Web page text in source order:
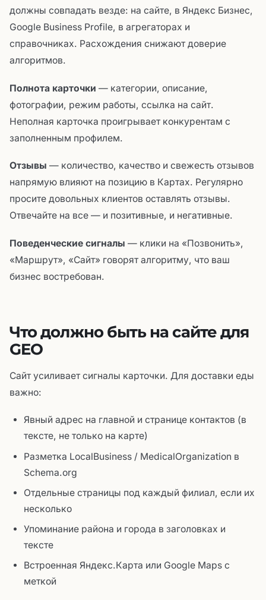
должны совпадать везде: на сайте, в Яндекс Бизнес,
Google Business Profile, в агрегаторах и
справочниках. Расхождения снижают доверие
алгоритмов.
Полнота карточки — категории, описание,
фотографии, режим работы, ссылка на сайт.
Неполная карточка проигрывает конкурентам с
заполненным профилем.
Отзывы — количество, качество и свежесть отзывов
напрямую влияют на позицию в Картах. Регулярно
просите довольных клиентов оставлять отзывы.
Отвечайте на все — и позитивные, и негативные.
Поведенческие сигналы — клики на «Позвонить»,
«Маршрут», «Сайт» говорят алгоритму, что ваш
бизнес востребован.
Что должно быть на сайте для
GEO
Сайт усиливает сигналы карточки. Для доставки еды
важно:
Явный адрес на главной и странице контактов (в
тексте, не только на карте)
Разметка LocalBusiness / MedicalOrganization в
Schema.org
Отдельные страницы под каждый филиал, если их
несколько
Упоминание района и города в заголовках и
тексте
Встроенная Яндекс.Карта или Google Maps с
меткой